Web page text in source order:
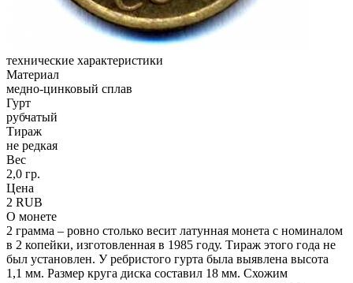
технические характеристики
Материал
медно-цинковый сплав
Гурт
рубчатый
Тираж
не редкая
Вес
2,0 гр.
Цена
2 RUB
О монете
2 грамма – ровно столько весит латунная монета с номиналом
в 2 копейки, изготовленная в 1985 году. Тираж этого года не
был установлен. У ребристого гурта была выявлена высота
1,1 мм. Размер круга диска составил 18 мм. Схожим